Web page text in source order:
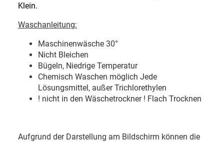
Klein.
Waschanleitung:
Maschinenwäsche 30°
Nicht Bleichen
Bügeln, Niedrige Temperatur
Chemisch Waschen möglich Jede
Lösungsmittel, außer Trichlorethylen
! nicht in den Wäschetrockner ! Flach Trocknen
Aufgrund der Darstellung am Bildschirm können die